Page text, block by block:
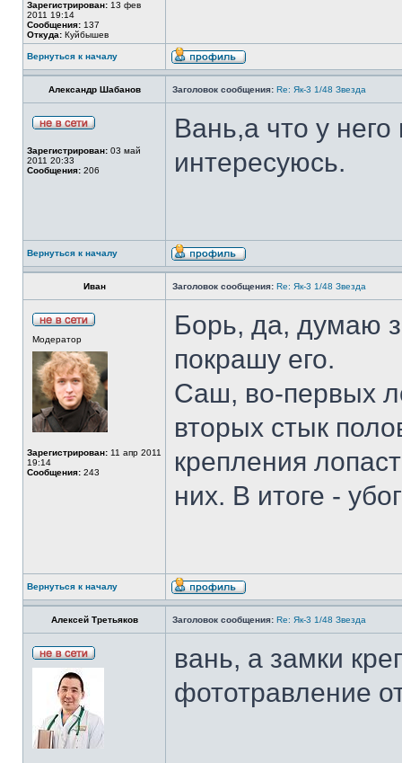
Зарегистрирован: 13 фев
2011 19:14
Сообщения: 137
Откуда: Куйбышев
Вернуться к началу
Александр Шабанов Заголовок сообщения: Re: Як-3 1/48 Звезда
Зарегистрирован: 03 май
2011 20:33
Сообщения: 206
Вань,а что у
интересуюсь.
Вернуться к началу
Иван Заголовок сообщения: Re: Як-3 1/48 Звезда
Модератор
Зарегистрирован: 11 апр 2011
19:14
Сообщения: 243
Борь, да, думаю
покрашу его.
Саш, во-первых
вторых стык
крепления
них. В итоге -
Вернуться к началу
Алексей Третьяков Заголовок сообщения: Re: Як-3 1/48 Звезда
вань, а замки
фототравление